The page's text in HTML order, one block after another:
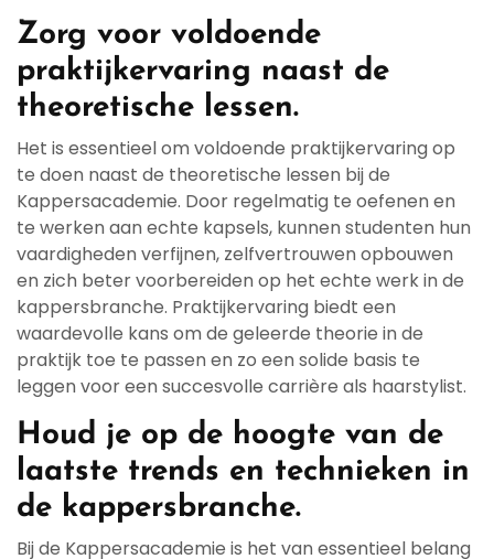
Zorg voor voldoende
praktijkervaring naast de
theoretische lessen.
Het is essentieel om voldoende praktijkervaring op
te doen naast de theoretische lessen bij de
Kappersacademie. Door regelmatig te oefenen en
te werken aan echte kapsels, kunnen studenten hun
vaardigheden verfijnen, zelfvertrouwen opbouwen
en zich beter voorbereiden op het echte werk in de
kappersbranche. Praktijkervaring biedt een
waardevolle kans om de geleerde theorie in de
praktijk toe te passen en zo een solide basis te
leggen voor een succesvolle carrière als haarstylist.
Houd je op de hoogte van de
laatste trends en technieken in
de kappersbranche.
Bij de Kappersacademie is het van essentieel belang